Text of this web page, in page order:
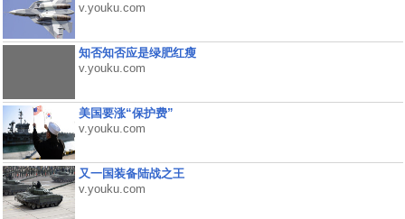
v.youku.com
知否知否应是绿肥红瘦
v.youku.com
美国要涨“保护费”
v.youku.com
又一国装备陆战之王
v.youku.com